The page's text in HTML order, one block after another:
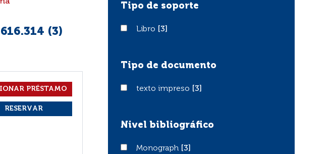
(3)
Tipo de soporte
LibroLibro [3]
Tipo de documento
texto impreso
texto impreso [3]
Nivel bibliográfico
Monograph
Monograph [3]